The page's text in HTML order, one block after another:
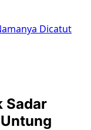
Dicatut
Sadar